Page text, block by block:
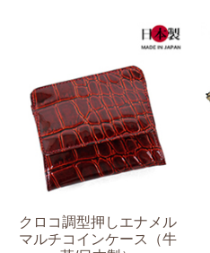
クロコ調型押しエナメル
マルチコインケース（牛